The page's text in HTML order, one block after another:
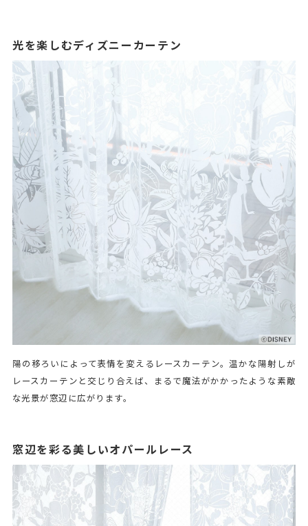
光を楽しむディズニーカーテン
陽の移ろいによって表情を変えるレースカーテン。温かな陽射しが
レースカーテンと交じり合えば、まるで魔法がかかったような素敵
な光景が窓辺に広がります。
窓辺を彩る美しいオパールレース